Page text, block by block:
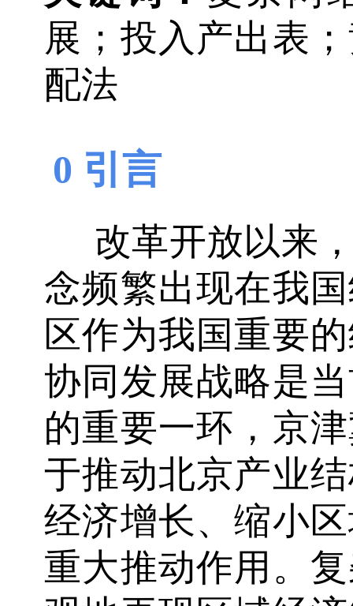
展；投入产出表
配法
0 引言
改革开放以来
念频繁出现在我
区作为我国重要
协同发展战略是
的重要一环，京
于推动北京产业
经济增长、缩小
重大推动作用。